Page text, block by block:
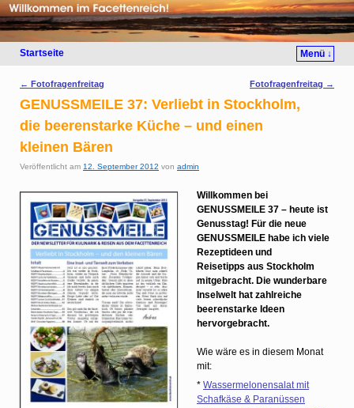
Startseite Menü ↓
Artikelnavigation
← Fotofragenfreitag Fotofragenfreitag →
GENUSSMEILE 37: Verliebt in Stockholm,
die beerenstarke Küche – und einen
kleinen Bären
Veröffentlicht am 12. September 2012 von admin
Willkommen bei
GENUSSMEILE 37 – heute ist
Genusstag! Für die neue
GENUSSMEILE habe ich viele
Rezeptideen und
Reisetipps aus Stockholm
mitgebracht. Die wunderbare
Inselwelt hat zahlreiche
beerenstarke Ideen
hervorgebracht.
Wie wäre es in diesem Monat
mit:
* Wassermelonensalat mit
Schafkäse & Paranüssen